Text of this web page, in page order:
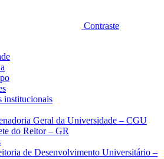
Contraste
institucionais
Geral da Universidade – CGU
do Reitor – GR
de Desenvolvimento Universitário –